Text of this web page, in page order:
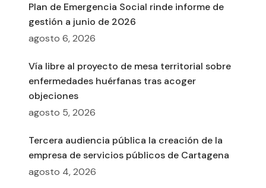
Plan de Emergencia Social rinde informe de
gestión a junio de 2026
agosto 6, 2026
Vía libre al proyecto de mesa territorial sobre
enfermedades huérfanas tras acoger
objeciones
agosto 5, 2026
Tercera audiencia pública la creación de la
empresa de servicios públicos de Cartagena
agosto 4, 2026